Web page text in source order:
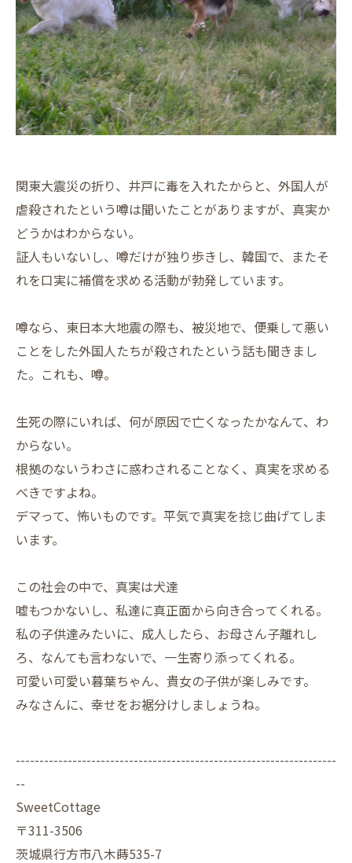
関東大震災の折り、井戸に毒を入れたからと、外国人が
虐殺されたという噂は聞いたことがありますが、真実か
どうかはわからない。
証人もいないし、噂だけが独り歩きし、韓国で、またそ
れを口実に補償を求める活動が勃発しています。
噂なら、東日本大地震の際も、被災地で、便乗して悪い
ことをした外国人たちが殺されたという話も聞きまし
た。これも、噂。
生死の際にいれば、何が原因で亡くなったかなんて、わ
からない。
根拠のないうわさに惑わされることなく、真実を求める
べきですよね。
デマって、怖いものです。平気で真実を捻じ曲げてしま
います。
この社会の中で、真実は犬達
嘘もつかないし、私達に真正面から向き合ってくれる。
私の子供達みたいに、成人したら、お母さん子離れし
ろ、なんても言わないで、一生寄り添ってくれる。
可愛い可愛い暮葉ちゃん、貴女の子供が楽しみです。
みなさんに、幸せをお裾分けしましょうね。
--------------------------------------------------------------------
--
SweetCottage
〒311-3506
茨城県行方市八木蒔535-7